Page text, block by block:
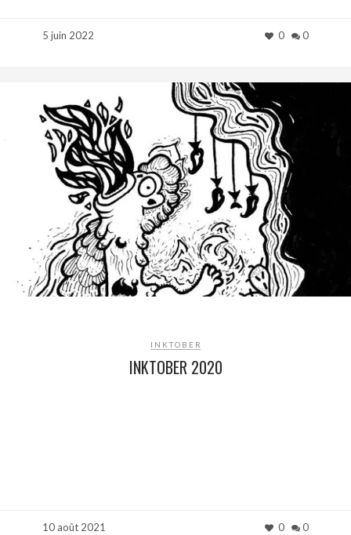
5 juin 2022 0 0
INKTOBER
INKTOBER 2020
10 août 2021 0 0